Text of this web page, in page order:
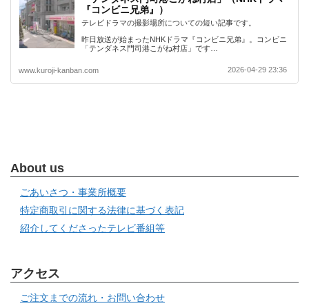
『コンビニ兄弟』）
テレビドラマの撮影場所についての短い記事です。
昨日放送が始まったNHKドラマ『コンビニ兄弟』。コンビニ
「テンダネス門司港こがね村店」です…
www.kuroji-kanban.com 2026-04-29 23:36
About us
ごあいさつ・事業所概要
特定商取引に関する法律に基づく表記
紹介してくださったテレビ番組等
アクセス
ご注文までの流れ・お問い合わせ